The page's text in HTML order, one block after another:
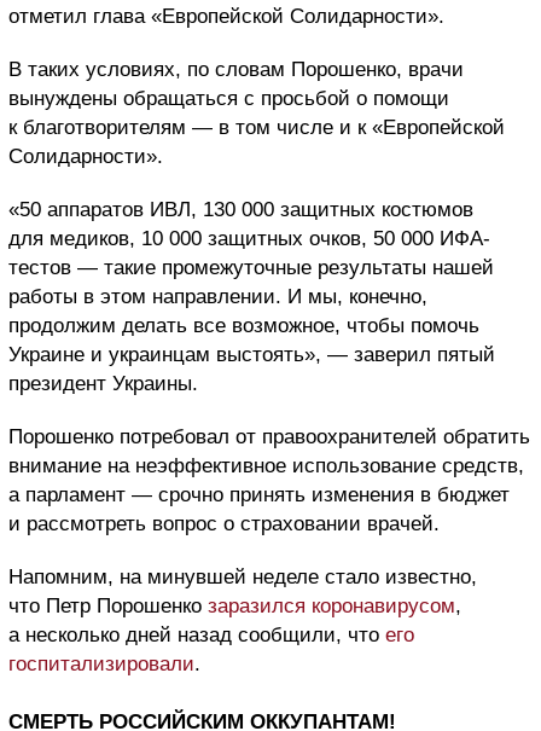
отметил глава «Европейской Солидарности».
В таких условиях, по словам Порошенко, врачи
вынуждены обращаться с просьбой о помощи
к благотворителям — в том числе и к «Европейской
Солидарности».
«50 аппаратов ИВЛ, 130 000 защитных костюмов
для медиков, 10 000 защитных очков, 50 000 ИФА-
тестов — такие промежуточные результаты нашей
работы в этом направлении. И мы, конечно,
продолжим делать все возможное, чтобы помочь
Украине и украинцам выстоять», — заверил пятый
президент Украины.
Порошенко потребовал от правоохранителей обратить
внимание на неэффективное использование средств,
а парламент — срочно принять изменения в бюджет
и рассмотреть вопрос о страховании врачей.
Напомним, на минувшей неделе стало известно,
что Петр Порошенко заразился коронавирусом,
а несколько дней назад сообщили, что его
госпитализировали.
СМЕРТЬ РОССИЙСКИМ ОККУПАНТАМ!